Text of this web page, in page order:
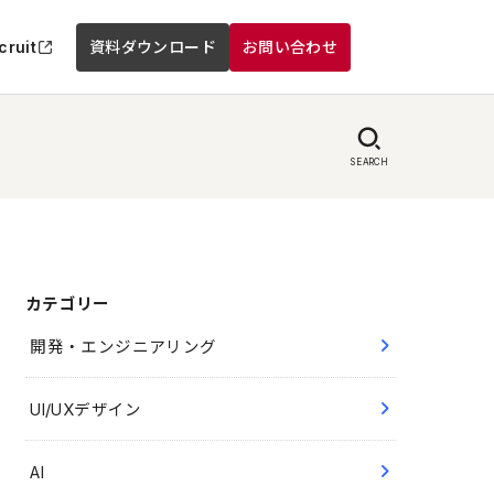
資料ダウンロード お問い合わせ
SEARCH
カテゴリー
開発・エンジニアリング
UI/UXデザイン
AI